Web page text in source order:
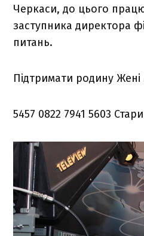
Черкаси, до цього
заступника директора
питань.
Підтримати родину
5457 0822 7941 5603